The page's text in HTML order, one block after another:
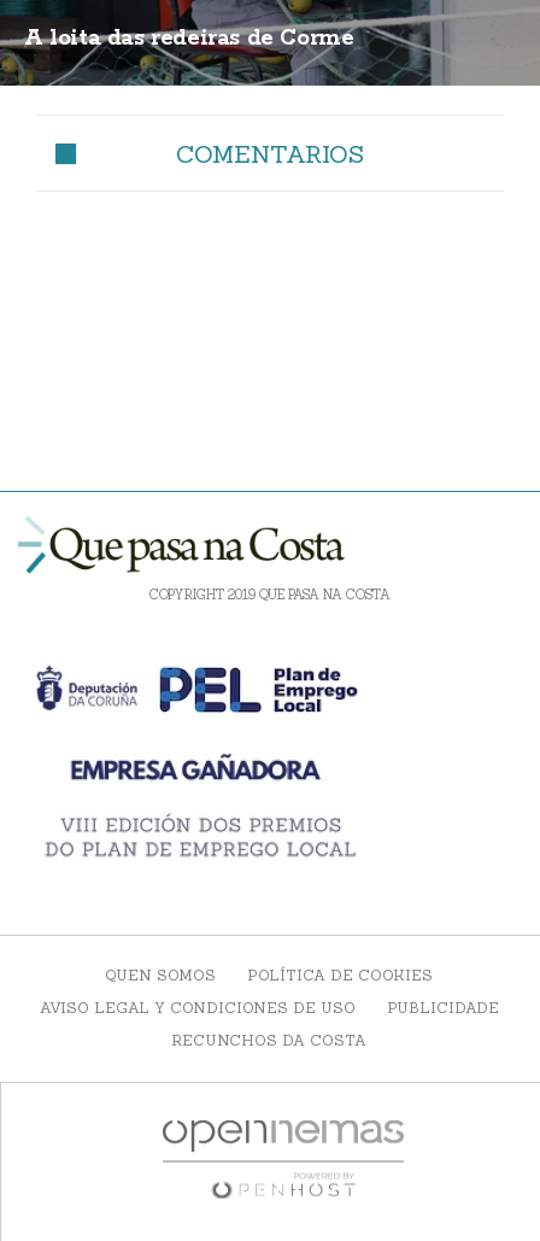
A loita das redeiras de Corme
COMENTARIOS
COPYRIGHT 2019 QUE PASA NA COSTA
QUEN SOMOS
POLÍTICA DE COOKIES
AVISO LEGAL Y CONDICIONES DE USO
PUBLICIDADE
RECUNCHOS DA COSTA